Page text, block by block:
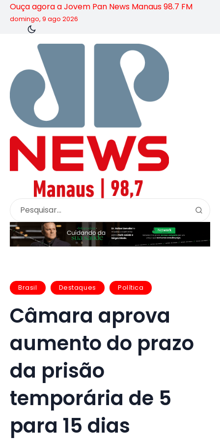
Ouça agora a Jovem Pan News Manaus 98.7 FM
domingo, 9 ago 2026
Brasil Destaques Política
Câmara aprova
aumento do prazo
da prisão
temporária de 5
para 15 dias